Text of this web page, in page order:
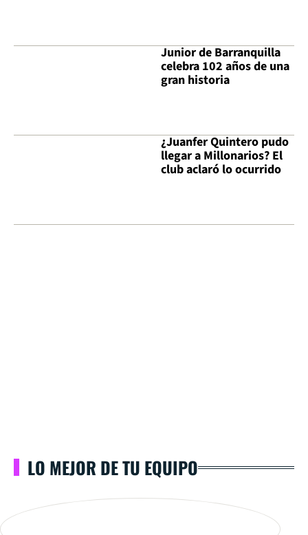
Junior de Barranquilla
celebra 102 años de una
gran historia
¿Juanfer Quintero pudo
llegar a Millonarios? El
club aclaró lo ocurrido
LO MEJOR DE TU EQUIPO